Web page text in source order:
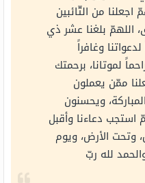
من التّائبين
اللهمّ بلغنا عشر ذي
وغافراً
لموتانا، برحمتك
ممّن يعملون
ويحسنون
استجب دعاءنا وأقبل
وتحت الأرض، ويوم
لله ربّ